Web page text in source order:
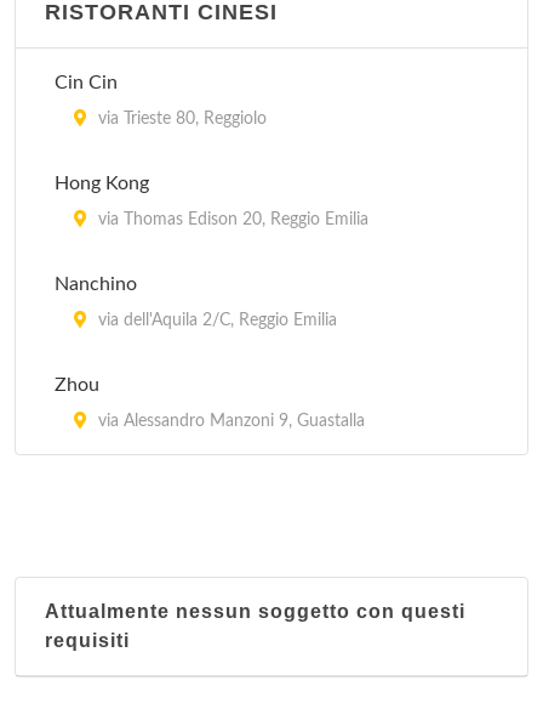
RISTORANTI CINESI
Cin Cin
via Trieste 80, Reggiolo
Hong Kong
via Thomas Edison 20, Reggio Emilia
Nanchino
via dell'Aquila 2/C, Reggio Emilia
Zhou
via Alessandro Manzoni 9, Guastalla
Attualmente nessun soggetto con questi
requisiti